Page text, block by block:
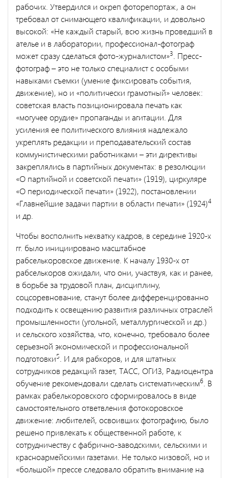
рабочих. Утвердился и окреп фоторепортаж, а он
требовал от снимающего квалификации, и довольно
высокой: «Не каждый старый, всю жизнь проведший в
ателье и в лаборатории, профессионал-фотограф
может сразу сделаться фото-журналистом»3 . Пресс-
фотограф – это не только специалист с особыми
навыками съемки (умение фиксировать события,
движение), но и «политически грамотный» человек:
советская власть позиционировала печать как
«могучее орудие» пропаганды и агитации. Для
усиления ее политического влияния надлежало
укреплять редакции и преподавательский состав
коммунистическими работниками – эти директивы
закреплялись в партийных документах: в резолюции
«О партийной и советской печати» (1919), циркуляре
«О периодической печати» (1922), постановлении
«Главнейшие задачи партии в области печати» (1924)4
и др.
Чтобы восполнить нехватку кадров, в середине 1920-х
гг. было инициировано масштабное
рабселькоровское движение. К началу 1930-х от
рабселькоров ожидали, что они, участвуя, как и ранее,
в борьбе за трудовой план, дисциплину,
соцсоревнование, станут более дифференцированно
подходить к освещению развития различных отраслей
промышленности (угольной, металлургической и др.)
и сельского хозяйства, что, конечно, требовало более
серьезной экономической и профессиональной
подготовки5 . И для рабкоров, и для штатных
сотрудников редакций газет, ТАСС, ОГИЗ, Радиоцентра
обучение рекомендовали сделать систематическим6 . В
рамках рабелькоровского сформировалось в виде
самостоятельного ответвления фотокоровское
движение: любителей, освоивших фотографию, было
решено привлекать к общественной работе, к
сотрудничеству с фабрично-заводскими, сельскими и
красноармейскими газетами. Не только низовой, но и
«большой» прессе следовало обратить внимание на